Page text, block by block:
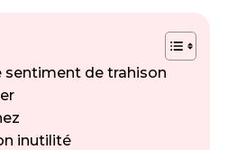
sentiment de trahison
inutilité